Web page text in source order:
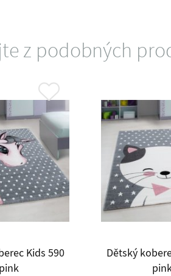
z podobných
Kids 590
pink
Dětský